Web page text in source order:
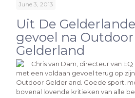
June 3, 2013
Uit De
gevoel na Outdoor
Gelderland
Chris van Dam, directeur van
met een voldaan gevoel terug op
Outdoor Gelderland. Goede sport,
bovenal lovende kritieken van alle